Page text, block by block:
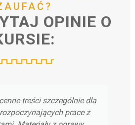
OPINIE O
treści szczególnie dla
prace z